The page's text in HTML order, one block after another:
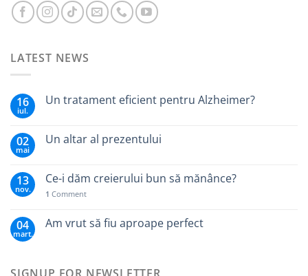
LATEST NEWS
16
iul.
Un tratament eficient pentru Alzheimer?
02
mai
Un altar al prezentului
13
nov.
Ce-i dăm creierului bun să mănânce?
1 Comment
04
mart.
Am vrut să fiu aproape perfect